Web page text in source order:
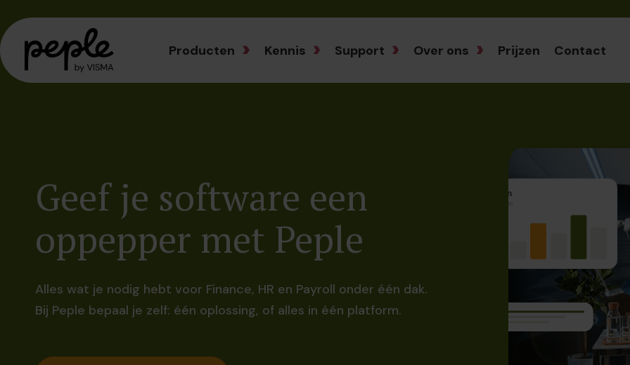
Producten Kennis Support Over ons Prijzen Contact
Geef je software een
oppepper met Peple
Alles wat je nodig hebt voor Finance, HR en Payroll onder één dak.
Bij Peple bepaal je zelf: één oplossing, of alles in één platform.